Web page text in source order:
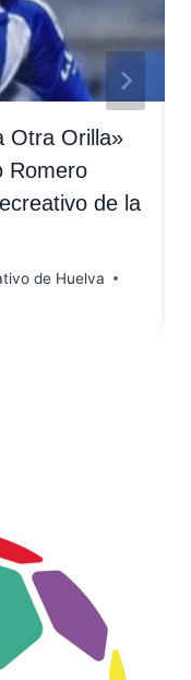
Otra Orilla»
Romero
de la
de Huelva